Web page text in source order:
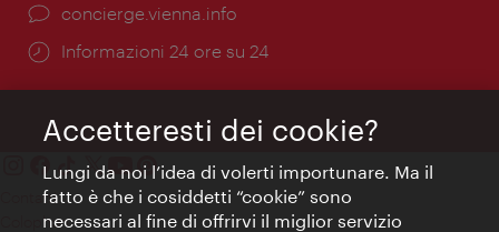
Ort:
concierge.vienna.info
Öffnungszeiten:
Informazioni 24 ore su 24
Contatti
Colophon
Accetteresti dei cookie?
Lungi da noi l’idea di volerti importunare. Ma il
fatto è che i cosiddetti “cookie” sono
necessari al fine di offrirvi il miglior servizio